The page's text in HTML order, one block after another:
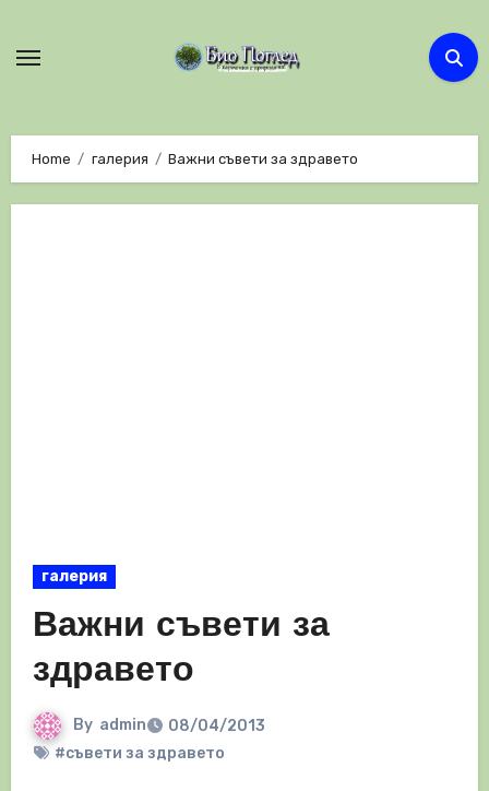
Home галерия Важни съвети за здравето
галерия
Важни съвети за
здравето
By admin
08/04/2013
#съвети за здравето